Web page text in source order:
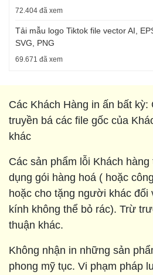
72.404 đã xem
Tải mẫu logo Tiktok file vector AI,
SVG, PNG
69.671 đã xem
Các Khách Hàng in ấn bất kỳ:
truyền bá các file gốc của
khác
Các sản phẩm lỗi Khách
dụng gói hàng hoá ( hoặc
hoặc cho tặng người khác
kính không thể bỏ rác). Trừ
thuận khác.
Không nhận in những sản
phong mỹ tục. Vi phạm pháp